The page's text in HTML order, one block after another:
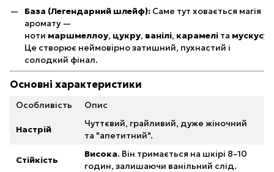
База (Легендарний шлейф): Саме тут ховається магія
аромату —
ноти маршмеллоу, цукру, ванілі, карамелі та мускусу
Це створює неймовірно затишний, пухнастий і
солодкий фінал.
Основні характеристики
Особливість Опис
Настрій
Чуттєвий, грайливий, дуже жіночний
та "апетитний".
Стійкість
Висока. Він тримається на шкірі 8–10
годин, залишаючи ванільний слід.